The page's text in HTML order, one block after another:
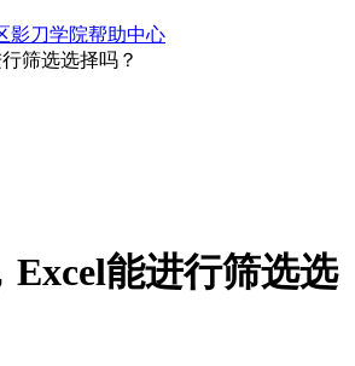
影刀学院帮助中心
筛选选择吗？
Excel能进行筛选选